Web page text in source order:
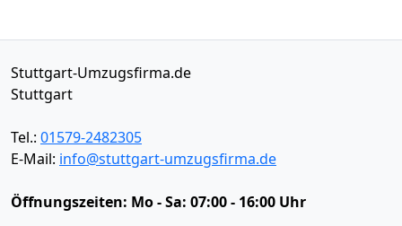
Stuttgart-Umzugsfirma.de
Stuttgart
Tel.: 01579-2482305
E-Mail: info@stuttgart-umzugsfirma.de
Öffnungszeiten: Mo - Sa: 07:00 - 16:00 Uhr